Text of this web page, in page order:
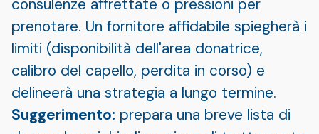
consulenze affrettate o pressioni per
prenotare. Un fornitore affidabile spiegherà i
limiti (disponibilità dell'area donatrice,
calibro del capello, perdita in corso) e
delineerà una strategia a lungo termine.
Suggerimento: prepara una breve lista di